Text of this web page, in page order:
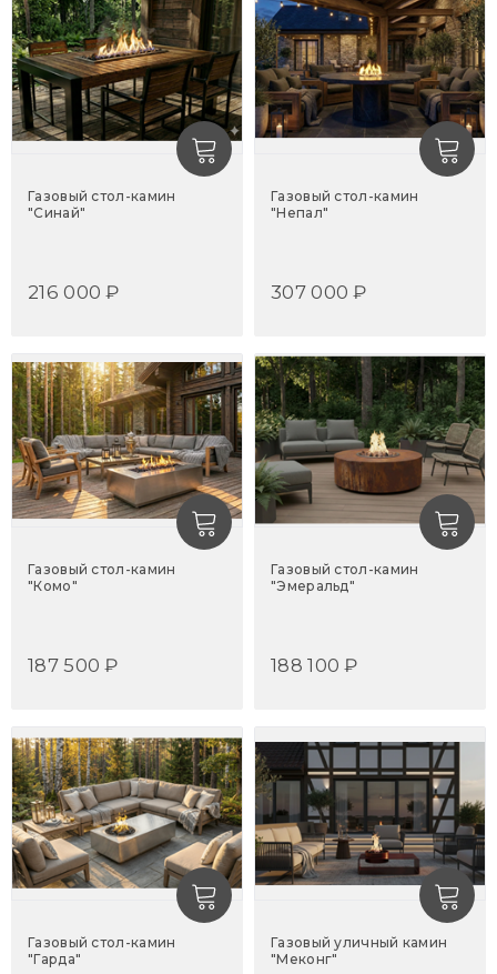
Газовый стол-камин
"Синай"
216 000 ₽
Газовый стол-камин
"Непал"
307 000 ₽
Газовый стол-камин
"Комо"
187 500 ₽
Газовый стол-камин
"Эмеральд"
188 100 ₽
Газовый стол-камин
"Гарда"
Газовый уличный камин
"Меконг"